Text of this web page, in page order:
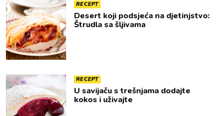
RECEPT
Desert koji podsjeća na djetinjstvo:
Štrudla sa šljivama
RECEPT
U savijaču s trešnjama dodajte
kokos i uživajte